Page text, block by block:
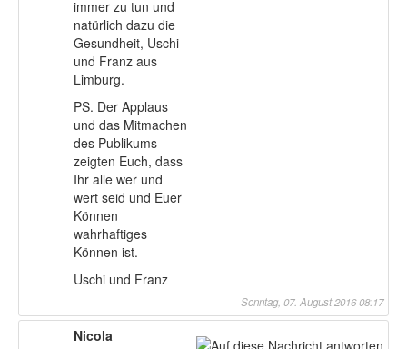
immer zu tun und
natürlich dazu die
Gesundheit, Uschi
und Franz aus
Limburg.
PS. Der Applaus
und das Mitmachen
des Publikums
zeigten Euch, dass
Ihr alle wer und
wert seid und Euer
Können
wahrhaftiges
Können ist.
Uschi und Franz
Sonntag, 07. August 2016 08:17
Nicola